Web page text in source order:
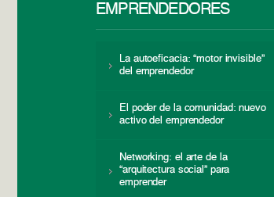
EMPRENDEDORES
La autoeficacia: “motor invisible”
del emprendedor
El poder de la comunidad: nuevo
activo del emprendedor
Networking: el arte de la
“arquitectura social” para
emprender